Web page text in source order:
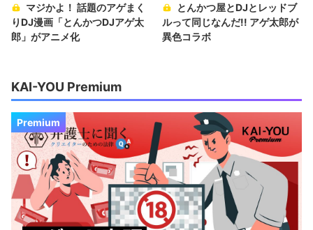
マジかよ！ 話題のアゲまく
りDJ漫画「とんかつDJアゲ太
郎」がアニメ化
とんかつ屋とDJとレッドブ
ルって同じなんだ!! アゲ太郎が
異色コラボ
KAI-YOU Premium
Premium